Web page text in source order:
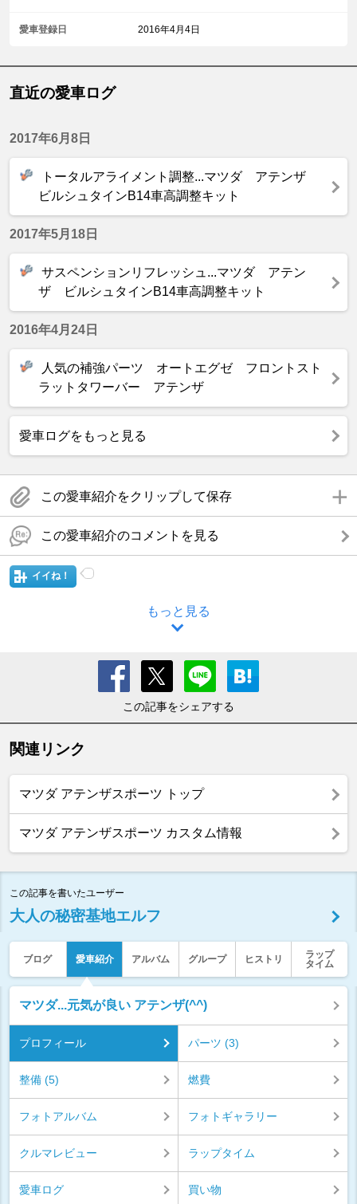
愛車登録日 2016年4月4日
直近の愛車ログ
2017年6月8日
トータルアライメント調整...マツダ アテンザ
ビルシュタインB14車高調整キット
2017年5月18日
サスペンションリフレッシュ...マツダ アテン
ザ ビルシュタインB14車高調整キット
2016年4月24日
人気の補強パーツ オートエグゼ フロントスト
ラットタワーバー アテンザ
愛車ログをもっと見る
この愛車紹介をクリップして保存
この愛車紹介のコメントを見る
イイね！
もっと見る
この記事をシェアする
関連リンク
マツダ アテンザスポーツ トップ
マツダ アテンザスポーツ カスタム情報
この記事を書いたユーザー
大人の秘密基地エルフ
ブログ 愛車紹介 アルバム グループ ヒストリ
ラップ
タイム
マツダ...元気が良い アテンザ(^^)
プロフィール パーツ (3)
整備 (5) 燃費
フォトアルバム フォトギャラリー
クルマレビュー ラップタイム
愛車ログ 買い物